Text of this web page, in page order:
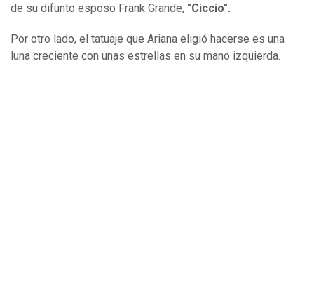
de su difunto esposo Frank Grande, "Ciccio".
Por otro lado, el tatuaje que Ariana eligió hacerse es una
luna creciente con unas estrellas en su mano izquierda.